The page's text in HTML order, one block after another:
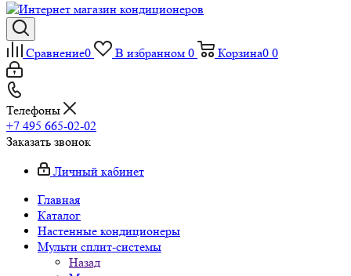
Сравнение0 В избранном 0 Корзина0 0
Телефоны
+7 495 665-02-02
Заказать звонок
Личный кабинет
Главная
Каталог
Настенные кондиционеры
Мульти сплит-системы
Назад